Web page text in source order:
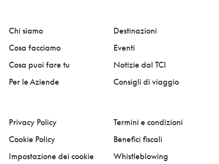
Chi siamo
Cosa facciamo
Cosa puoi fare tu
Per le Aziende
Destinazioni
Eventi
Notizie dal TCI
Consigli di viaggio
Privacy Policy
Cookie Policy
Impostazione dei cookie
Termini e condizioni
Benefici fiscali
Whistleblowing